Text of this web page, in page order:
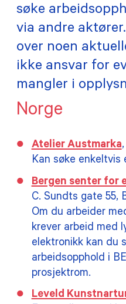
TILSKUDD
MEDLEMSKAP
søke
via andre
over noen
ikke ansvar for
mangler i
Norge
Atelier Austmarka
Kan søke enkeltvis
Bergen senter for
C. Sundts gate 55,
Om du arbeider
krever arbeid med
elektronikk kan du
arbeidsopphold i
prosjektrom.
Leveld